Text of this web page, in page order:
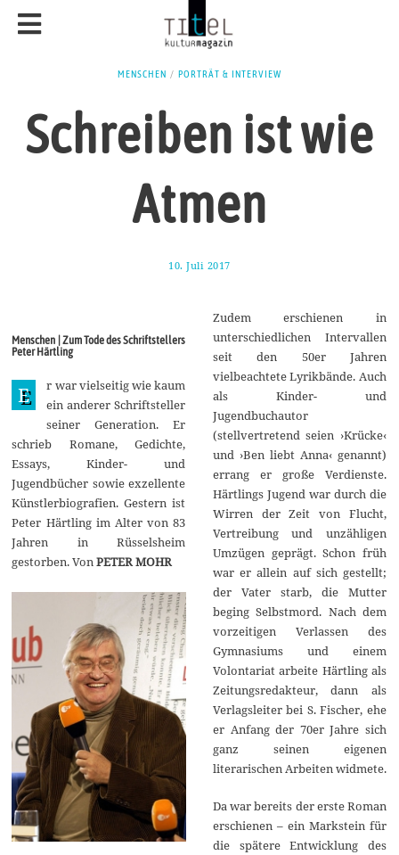
MENSCHEN / PORTRÄT & INTERVIEW
Schreiben ist wie
Atmen
10. Juli 2017
u
i
2
0
1
Menschen | Zum Tode des Schriftstellers
Peter Härtling
E
r war vielseitig wie kaum
ein anderer Schriftsteller
seiner Generation. Er
schrieb Romane, Gedichte,
Essays, Kinder- und
Jugendbücher sowie exzellente
Künstlerbiografien. Gestern ist
Peter Härtling im Alter von 83
Jahren in Rüsselsheim
gestorben. VonPETER MOHR
Zudem erschienen in
unterschiedlichen Intervallen
seit den 50er Jahren
vielbeachtete Lyrikbände. Auch
als Kinder- und
Jugendbuchautor
(stellvertretend seien ›Krücke‹
und ›Ben liebt Anna‹ genannt)
errang er große Verdienste.
Härtlings Jugend war durch die
Wirren der Zeit von Flucht,
Vertreibung und unzähligen
Umzügen geprägt. Schon früh
war er allein auf sich gestellt;
der Vater starb, die Mutter
beging Selbstmord. Nach dem
vorzeitigen Verlassen des
Gymnasiums und einem
Volontariat arbeite Härtling als
Zeitungsredakteur, dann als
Verlagsleiter bei S. Fischer, ehe
er Anfang der 70er Jahre sich
ganz seinen eigenen
literarischen Arbeiten widmete.
Da war bereits der erste Roman
erschienen – ein Markstein für
die spätere Entwicklung des